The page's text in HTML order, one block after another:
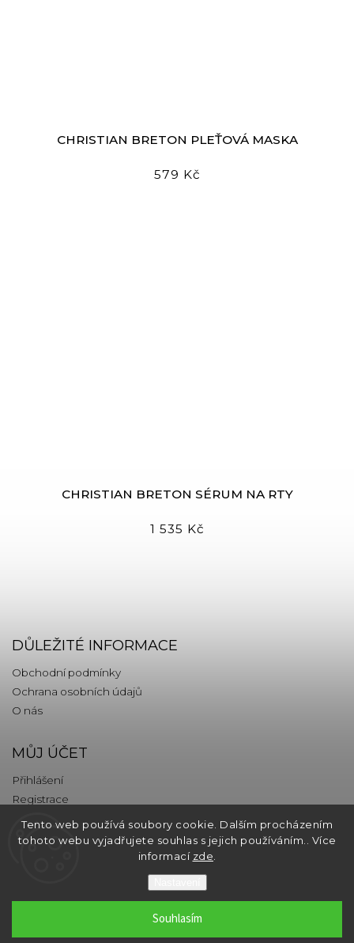
Tento web používá soubory cookie. Dalším procházením
tohoto webu vyjadřujete souhlas s jejich používáním.. Více
informací zde
Souhlasím
CHRISTIAN BRETON PLEŤOVÁ MASKA
579 Kč
CHRISTIAN BRETON SÉRUM NA RTY
1 535 Kč
DŮLEŽITÉ INFORMACE
Obchodní podmínky
Ochrana osobních údajů
O nás
MŮJ ÚČET
Přihlášení
Registrace
KONTAKT
thebrands.com. Všechna práva vyhrazena.